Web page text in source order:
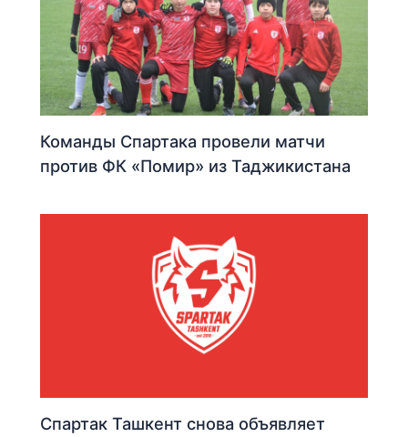
Команды Спартака провели матчи
против ФК «Помир» из Таджикистана
Спартак Ташкент снова объявляет